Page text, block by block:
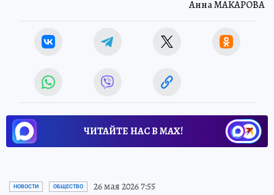
Анна МАКАРОВА
ЧИТАЙТЕ НАС В МАХ!
НОВОСТИ ОБЩЕСТВО 26 мая 2026 7:55